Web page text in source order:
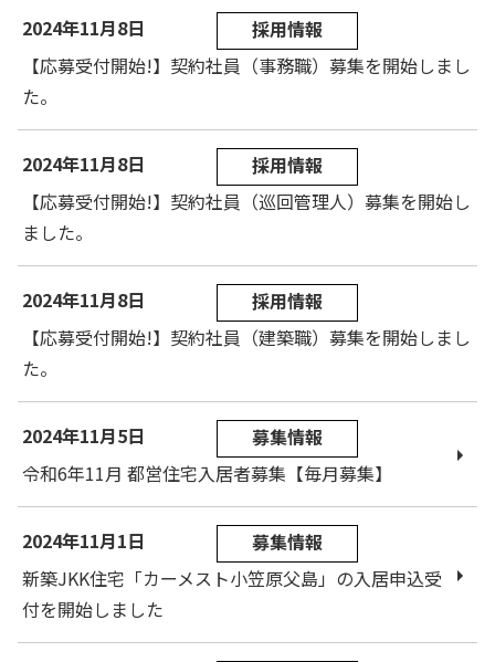
2024年11月8日
採用情報
【応募受付開始!】契約社員（事務職）募集を開始しまし
た。
2024年11月8日
採用情報
【応募受付開始!】契約社員（巡回管理人）募集を開始し
ました。
2024年11月8日
採用情報
【応募受付開始!】契約社員（建築職）募集を開始しまし
た。
2024年11月5日
募集情報
令和6年11月 都営住宅入居者募集【毎月募集】
2024年11月1日
募集情報
新築JKK住宅「カーメスト小笠原父島」の入居申込受
付を開始しました